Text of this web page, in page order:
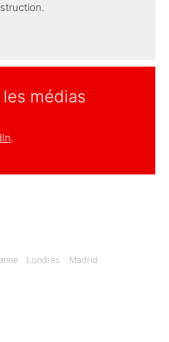
médias
.
Londres Madrid